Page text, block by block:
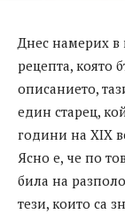
Днес намерих в
рецепта, която
описанието,
един старец,
години на XIX
Ясно е, че по
била на
тези, които са